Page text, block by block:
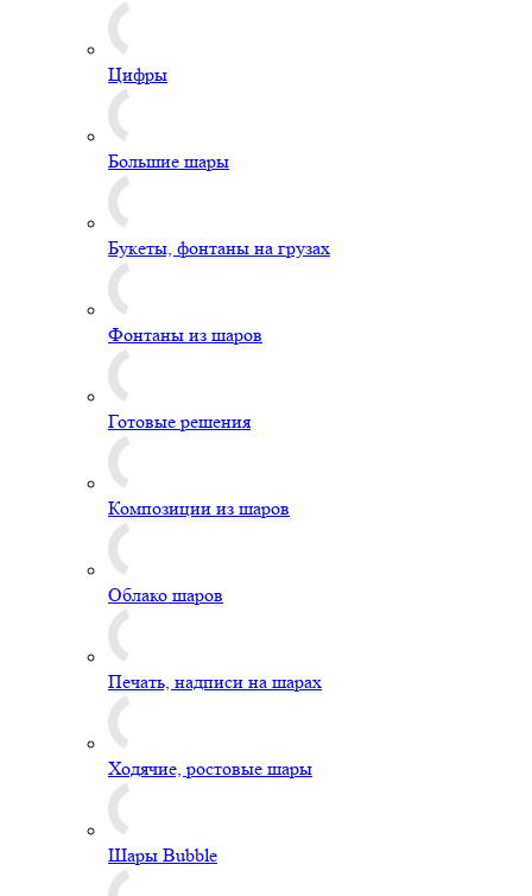
Цифры
Большие шары
Букеты, фонтаны на грузах
Фонтаны из шаров
Готовые решения
Композиции из шаров
Облако шаров
Печать, надписи на шарах
Ходячие, ростовые шары
Шары Bubble